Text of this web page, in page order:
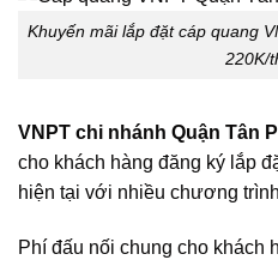
Khuyến mãi lắp đặt cáp quang
220K/
VNPT chi nhánh Quận Tân
cho khách hàng đăng ký lắp
hiện tại với nhiều chương
Phí đấu nối chung cho khách